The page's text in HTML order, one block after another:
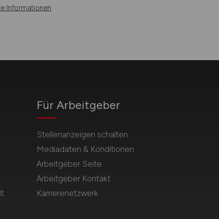
Informationen.
Für Arbeitgeber
Stellenanzeigen schalten
Mediadaten & Konditionen
Arbeitgeber Seite
Arbeitgeber Kontakt
Karrierenetzwerk